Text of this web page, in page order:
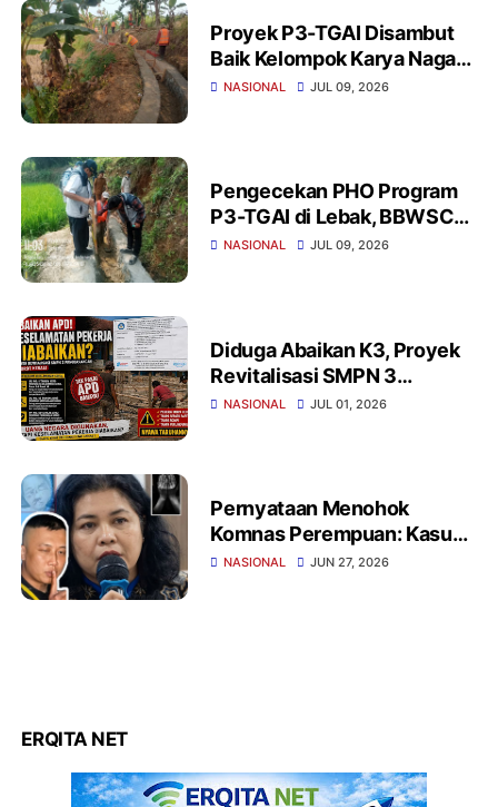
Proyek P3-TGAI Disambut
Baik Kelompok Karya Naga
Cihara Lebak, Pastikan
NASIONAL JUL 09, 2026
Pengecekan PHO Program
P3-TGAI di Lebak, BBWSC3:
Fisik Irigasi Sesuai
NASIONAL JUL 09, 2026
Diduga Abaikan K3, Proyek
Revitalisasi SMPN 3
Panggarangan Sorotan
NASIONAL JUL 01, 2026
Pernyataan Menohok
Komnas Perempuan: Kasus
Dugaan Penyekapan di
NASIONAL JUN 27, 2026
ERQITA NET